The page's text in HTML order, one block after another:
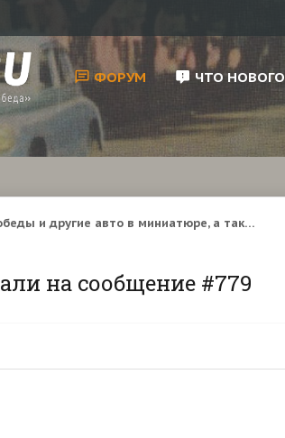
ФОРУМ ЧТО НОВОГО
Победы и другие авто в миниатюре, а также мини увлечения
на сообщение #779